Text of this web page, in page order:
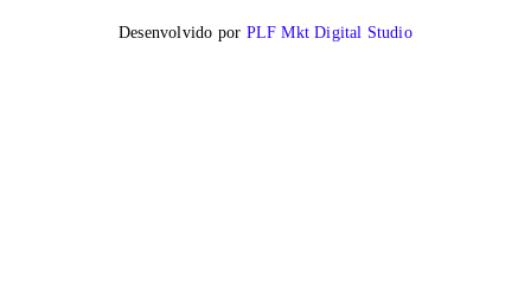
Desenvolvido por PLF Mkt Digital Studio